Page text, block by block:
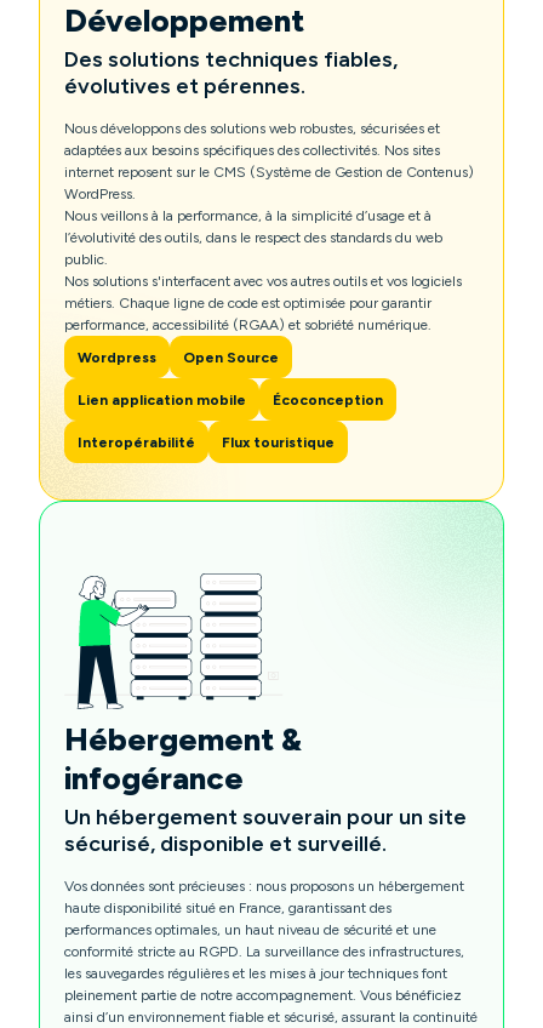
Développement
Des solutions techniques fiables,
évolutives et pérennes.
Nous développons des solutions web robustes, sécurisées et
adaptées aux besoins spécifiques des collectivités. Nos sites
internet reposent sur le CMS (Système de Gestion de Contenus)
WordPress.
Nous veillons à la performance, à la simplicité d’usage et à
l’évolutivité des outils, dans le respect des standards du web
public.
Nos solutions s'interfacent avec vos autres outils et vos logiciels
métiers. Chaque ligne de code est optimisée pour garantir
performance, accessibilité (RGAA) et sobriété numérique.
Wordpress
Open Source
Lien application mobile Écoconception
Interopérabilité Flux touristique
Hébergement &
infogérance
Un hébergement souverain pour un site
sécurisé, disponible et surveillé.
Vos données sont précieuses : nous proposons un hébergement
haute disponibilité situé en France, garantissant des
performances optimales, un haut niveau de sécurité et une
conformité stricte au RGPD. La surveillance des infrastructures,
les sauvegardes régulières et les mises à jour techniques font
pleinement partie de notre accompagnement. Vous bénéficiez
ainsi d’un environnement fiable et sécurisé, assurant la continuité